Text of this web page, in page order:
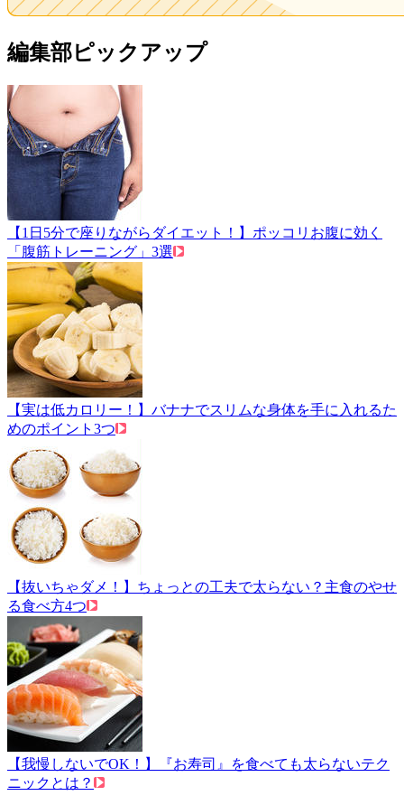
編集部ピックアップ
【1日5分で座りながらダイエット！】ポッコリお腹に効く
「腹筋トレーニング」3選
【実は低カロリー！】バナナでスリムな身体を手に入れるた
めのポイント3つ
【抜いちゃダメ！】ちょっとの工夫で太らない？主食のやせ
る食べ方4つ
【我慢しないでOK！】『お寿司』を食べても太らないテク
ニックとは？